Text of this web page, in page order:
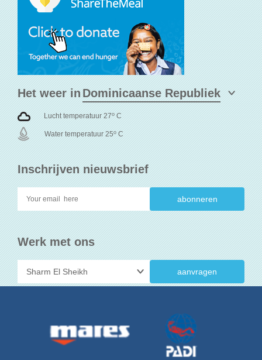
Inschrijven nieuwsbrief
Werk met ons
aanvragen
Het weer in
Lucht temperatuur 27o C
Water temperatuur 25o C